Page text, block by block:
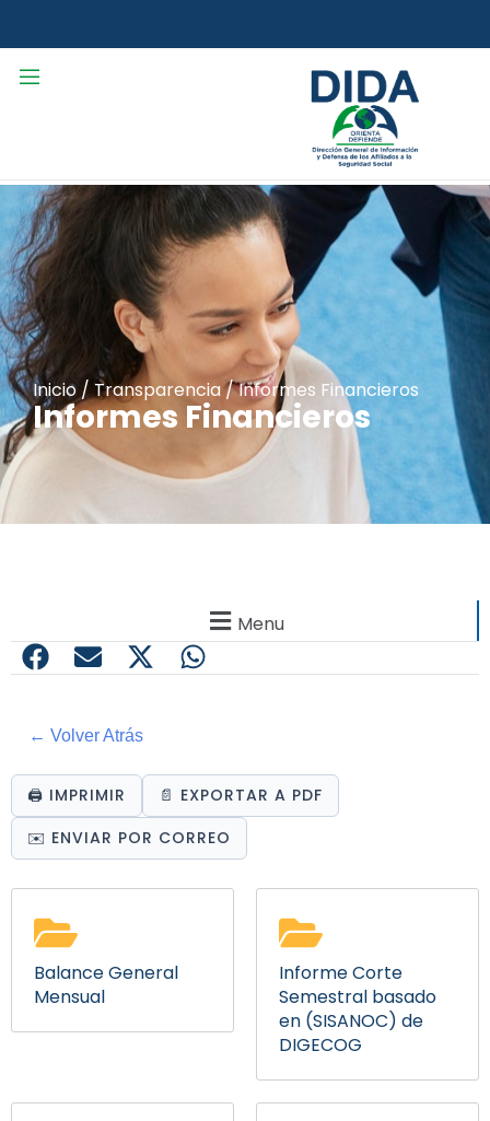
Inicio /Transparencia/Informes Financieros
Informes Financieros
Menu
← Volver Atrás
🖨️ IMPRIMIR
📄 EXPORTAR A PDF
✉️ ENVIAR POR CORREO
Balance General
Mensual
Informe Corte
Semestral basado
en (SISANOC) de
DIGECOG